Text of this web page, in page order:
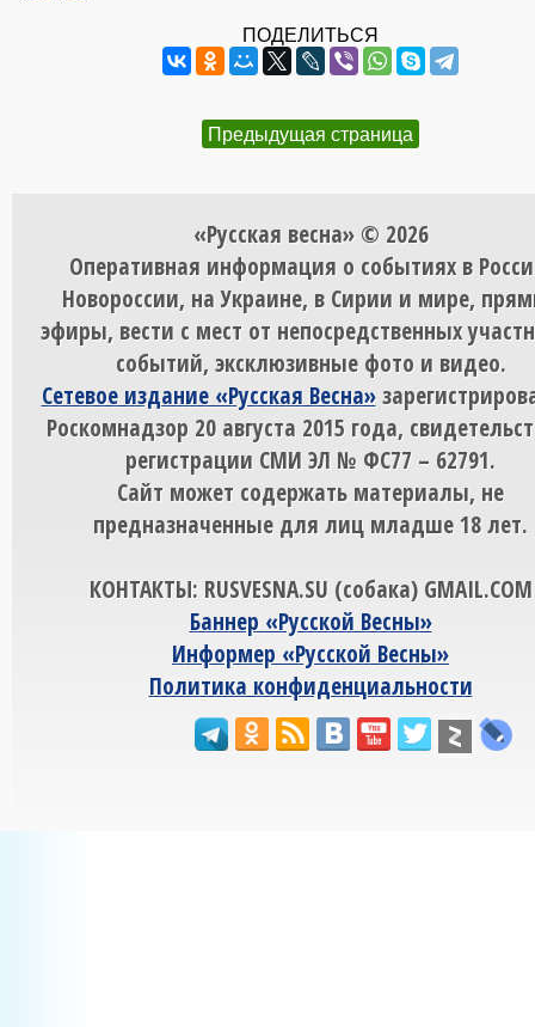
ПОДЕЛИТЬСЯ
Предыдущая страница
«Русская весна» © 2026
Оперативная информация о событиях в
Новороссии, на Украине, в Сирии и мире,
эфиры, вести с мест от непосредственных
событий, эксклюзивные фото и видео.
Сетевое издание «Русская Весна»
Роскомнадзор 20 августа 2015 года,
регистрации СМИ ЭЛ № ФС77 – 62791.
Сайт может содержать материалы, не
предназначенные для лиц младше 18 лет.
КОНТАКТЫ: RUSVESNA.SU (собака) GMAIL.COM
Баннер «Русской Весны»
Информер «Русской Весны»
Политика конфиденциальности